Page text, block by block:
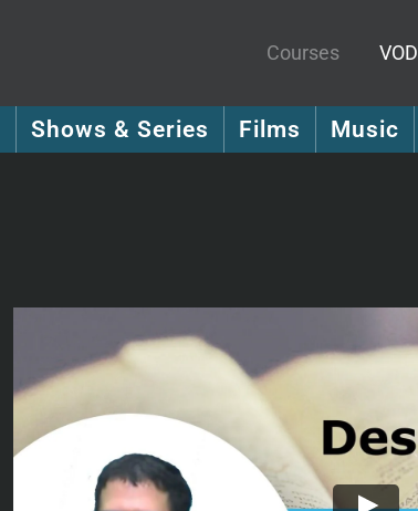
Courses VOD
Shows & Series Films Music